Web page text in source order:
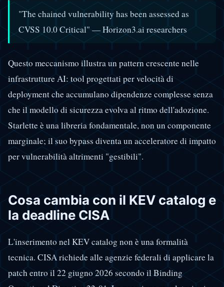
"The chained vulnerability has been assessed as
CVSS 10.0 Critical" — Horizon3.ai researchers
Questo meccanismo illustra un pattern crescente nelle
infrastrutture AI: tool progettati per velocità di
deployment che accumulano dipendenze complesse senza
che il modello di sicurezza evolva al ritmo dell'adozione.
Starlette è una libreria fondamentale, non un componente
marginale; il suo bypass diventa un acceleratore di impatto
per vulnerabilità altrimenti "gestibili".
Cosa cambia con il KEV catalog e
la deadline CISA
L'inserimento nel KEV catalog non è una formalità
tecnica. CISA richiede alle agenzie federali di applicare la
patch entro il 22 giugno 2026 secondo il Binding